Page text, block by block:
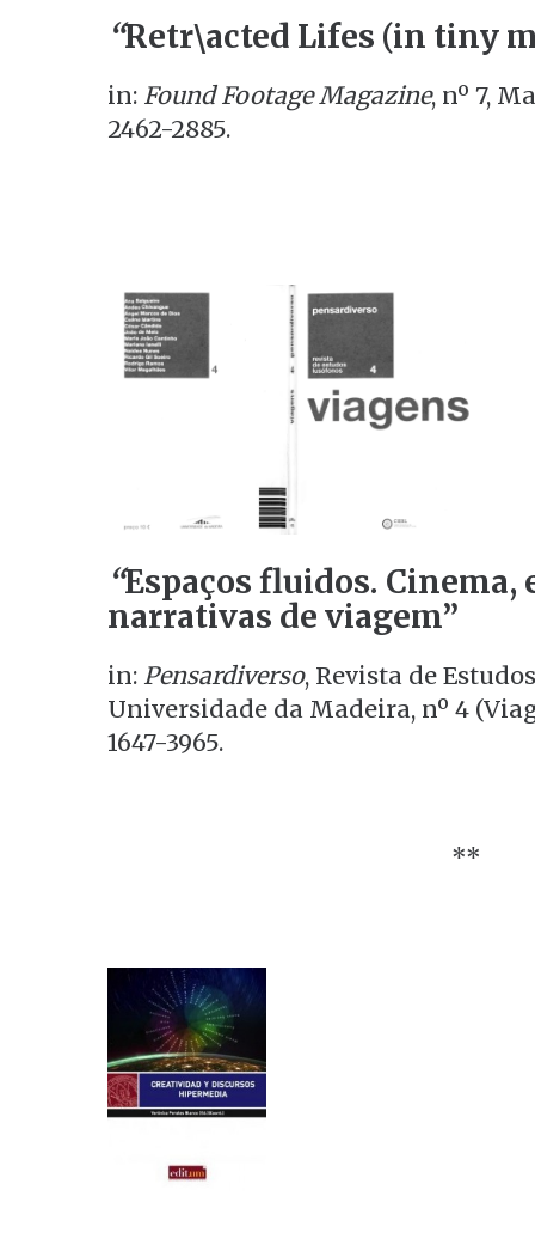
“Retr\acted Lifes (in tiny
in: Found Footage Magazine, nº 7,
2462-2885.
“Espaços fluidos. Cinema,
narrativas de viagem”
in: Pensardiverso, Revista de
Universidade da Madeira, nº 4
1647-3965.
**